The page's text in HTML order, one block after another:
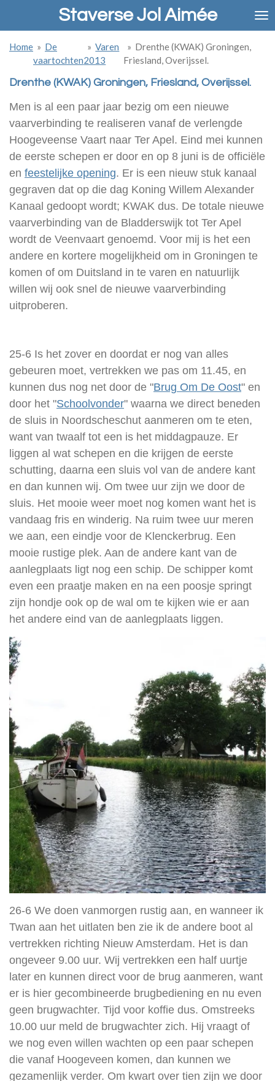
de
hoofdinhoud
Staverse Jol Aimée
Home » De
vaartochten
» Varen
2013
» Drenthe (KWAK) Groningen,
Friesland, Overijssel.
Drenthe (KWAK) Groningen, Friesland, Overijssel.
Men is al een paar jaar bezig om een nieuwe
vaarverbinding te realiseren vanaf de verlengde
Hoogeveense Vaart naar Ter Apel. Eind mei kunnen
de eerste schepen er door en op 8 juni is de officiële
en feestelijke opening. Er is een nieuw stuk kanaal
gegraven dat op die dag Koning Willem Alexander
Kanaal gedoopt wordt; KWAK dus. De totale nieuwe
vaarverbinding van de Bladderswijk tot Ter Apel
wordt de Veenvaart genoemd. Voor mij is het een
andere en kortere mogelijkheid om in Groningen te
komen of om Duitsland in te varen en natuurlijk
willen wij ook snel de nieuwe vaarverbinding
uitproberen.
25-6 Is het zover en doordat er nog van alles
gebeuren moet, vertrekken we pas om 11.45, en
kunnen dus nog net door de "Brug Om De Oost" en
door het "Schoolvonder" waarna we direct beneden
de sluis in Noordscheschut aanmeren om te eten,
want van twaalf tot een is het middagpauze. Er
liggen al wat schepen en die krijgen de eerste
schutting, daarna een sluis vol van de andere kant
en dan kunnen wij. Om twee uur zijn we door de
sluis. Het mooie weer moet nog komen want het is
vandaag fris en winderig. Na ruim twee uur meren
we aan, een eindje voor de Klenckerbrug. Een
mooie rustige plek. Aan de andere kant van de
aanlegplaats ligt nog een schip. De schipper komt
even een praatje maken en na een poosje springt
zijn hondje ook op de wal om te kijken wie er aan
het andere eind van de aanlegplaats liggen.
26-6 We doen vanmorgen rustig aan, en wanneer ik
Twan aan het uitlaten ben zie ik de andere boot al
vertrekken richting Nieuw Amsterdam. Het is dan
ongeveer 9.00 uur. Wij vertrekken een half uurtje
later en kunnen direct voor de brug aanmeren, want
er is hier gecombineerde brugbediening en nu even
geen brugwachter. Tijd voor koffie dus. Omstreeks
10.00 uur meld de brugwachter zich. Hij vraagt of
we nog even willen wachten op een paar schepen
die vanaf Hoogeveen komen, dan kunnen we
gezamenlijk verder. Om kwart over tien zijn we door